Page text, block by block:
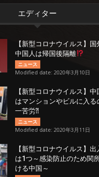
エディター
【新型コロナウイルス】国
中国人は帰国後隔離
ニュース
Modified date: 2020年3月10日
【新型コロナウイルス】中
はマンションやビルに入る
一苦労⁈
ニュース
Modified date: 2020年3月11日
【新型コロナウイルス】出
は1つ～感染防止のため関
ける中国～